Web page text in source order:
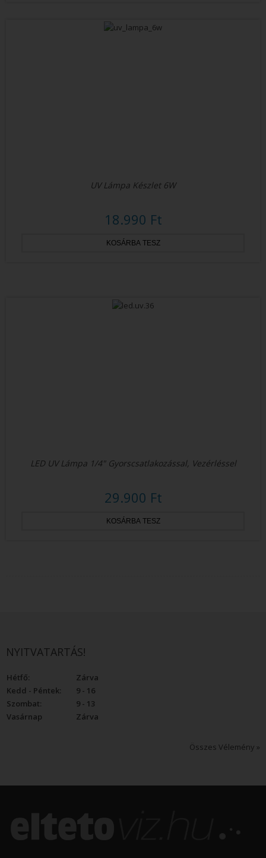
UV Lámpa Készlet 6W
18.990 Ft
LED UV Lámpa 1/4" Gyorscsatlakozással, Vezérléssel
29.900 Ft
NYITVATARTÁS!
Hétfő:
Zárva
Kedd - Péntek:
9 - 16
Szombat:
9 - 13
Vasárnap
Zárva
Összes Vélemény »